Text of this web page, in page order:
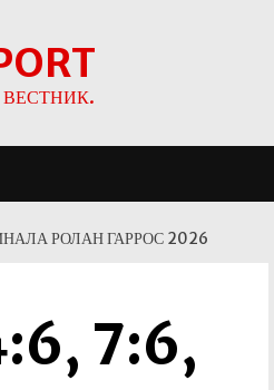
РОЛАН ГАРРОС 2026
7:6,